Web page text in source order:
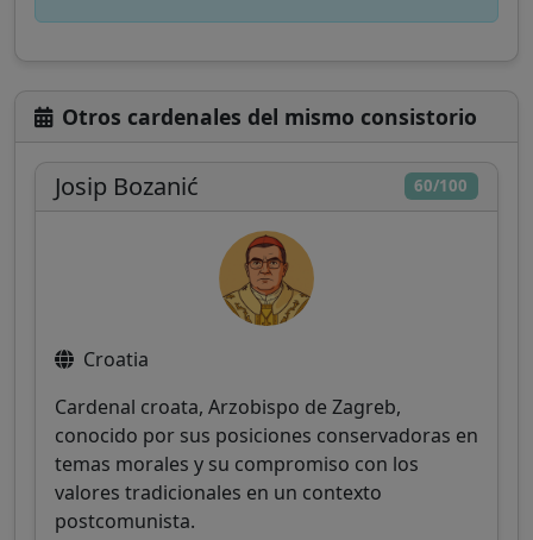
Otros cardenales del mismo consistorio
60/100
Josip Bozanić
Croatia
Cardenal croata, Arzobispo de Zagreb,
conocido por sus posiciones conservadoras en
temas morales y su compromiso con los
valores tradicionales en un contexto
postcomunista.